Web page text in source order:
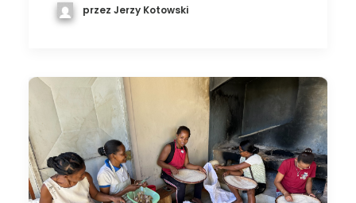
przez Jerzy Kotowski